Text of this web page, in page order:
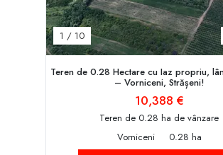
1 / 10
Teren de 0.28 Hectare cu Iaz propriu,
– Vorniceni, Strășeni!
10,388 €
Teren de 0.28 ha de vânzare
Vorniceni
0.28 ha